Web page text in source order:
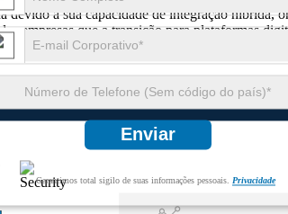
Enviar
Garantimos total sigilo de suas informações pessoais. Privacidade
à sua capacidade de integração híbrida,
empresas que a transição para plataformas